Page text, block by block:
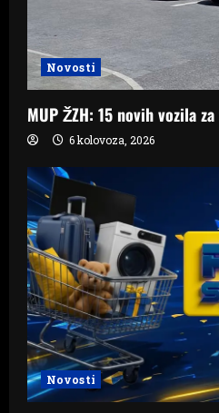
Novosti
MUP ŽZH: 15 novih vozila
6 kolovoza, 2026
Novosti